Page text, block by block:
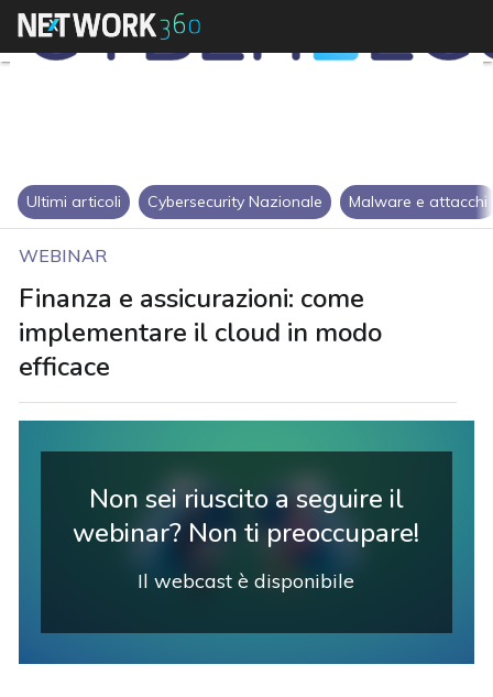
Ultimi articoli Cybersecurity Nazionale Malware e attacchi
WEBINAR
Finanza e assicurazioni: come
implementare il cloud in modo
efficace
Non sei riuscito a seguire il
webinar? Non ti preoccupare!
Il webcast è disponibile